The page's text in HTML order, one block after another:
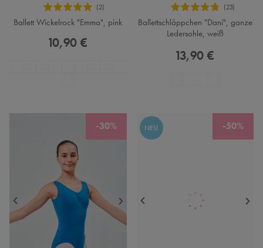
Ballett Wickelrock "Emma", pink
10,90 €
Ballettschläppchen "Dani", ganze
Ledersohle, weiß
13,90 €
-30% -50%
NEU